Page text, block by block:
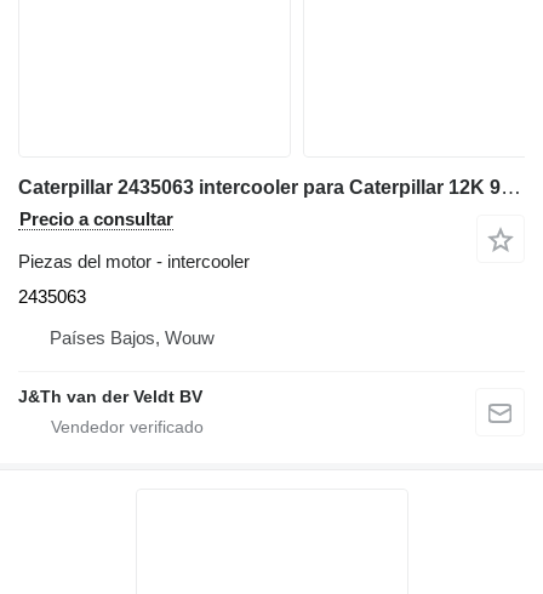
Caterpillar 2435063 intercooler para Caterpillar 12K 950H 962H 120K 140K 160K 140M 160M IT62H cargadora de ruedas
Precio a consultar
Piezas del motor - intercooler
2435063
Países Bajos, Wouw
J&Th van der Veldt BV